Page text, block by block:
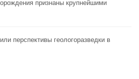
признаны крупнейшими
перспективы геологоразведки в